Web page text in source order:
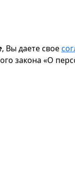
, Вы даете свое
закона «О